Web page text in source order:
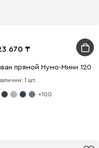
Желтый
670
прямой Нумо-Мини 120
1 шт.
+100